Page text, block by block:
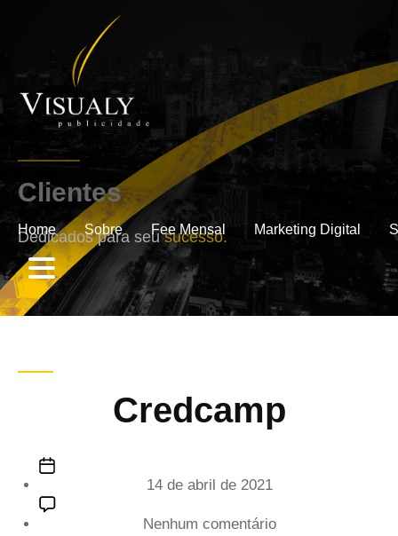
Home Sobre Fee Mensal Marketing Digital
Clientes.
Dedicados para seusucesso.
Credcamp
de
14 de abril de 2021
Nenhum comentárioem